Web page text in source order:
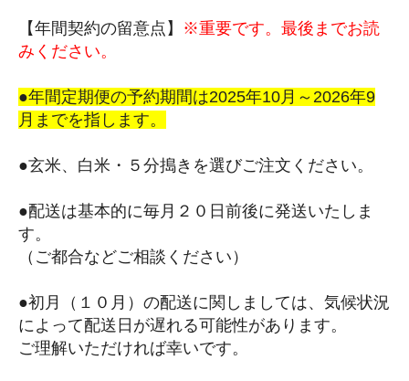
【年間契約の留意点】 ※重要です。最後までお読
みください。
●年間定期便の予約期間は2025年10月～2026年9
月までを指します。
●玄米、白米・５分搗きを選びご注文ください。
●配送は基本的に毎月２０日前後に発送いたしま
す。
（ご都合などご相談ください）
●初月（１０月）の配送に関しましては、気候状況
によって配送日が遅れる可能性があります。
ご理解いただければ幸いです。